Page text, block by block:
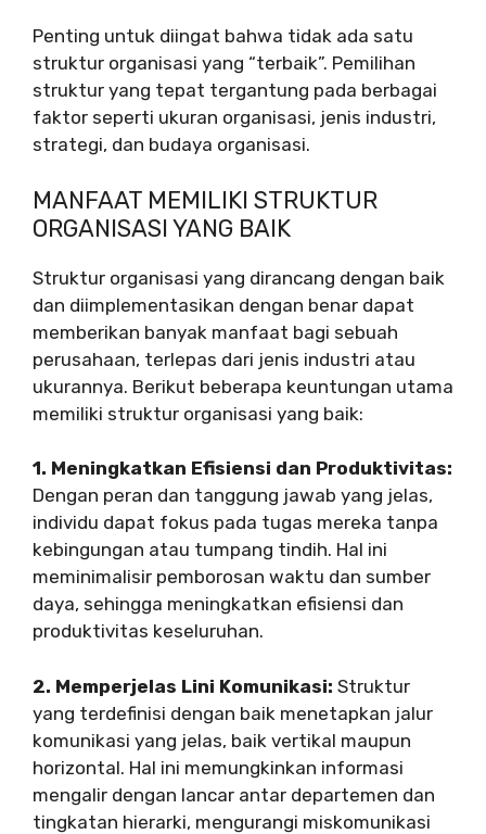
Penting untuk diingat bahwa tidak ada satu
struktur organisasi yang “terbaik”. Pemilihan
struktur yang tepat tergantung pada berbagai
faktor seperti ukuran organisasi, jenis industri,
strategi, dan budaya organisasi.
MANFAAT MEMILIKI STRUKTUR
ORGANISASI YANG BAIK
Struktur organisasi yang dirancang dengan baik
dan diimplementasikan dengan benar dapat
memberikan banyak manfaat bagi sebuah
perusahaan, terlepas dari jenis industri atau
ukurannya. Berikut beberapa keuntungan utama
memiliki struktur organisasi yang baik:
1. Meningkatkan Efisiensi dan Produktivitas:
Dengan peran dan tanggung jawab yang jelas,
individu dapat fokus pada tugas mereka tanpa
kebingungan atau tumpang tindih. Hal ini
meminimalisir pemborosan waktu dan sumber
daya, sehingga meningkatkan efisiensi dan
produktivitas keseluruhan.
2. Memperjelas Lini Komunikasi: Struktur
yang terdefinisi dengan baik menetapkan jalur
komunikasi yang jelas, baik vertikal maupun
horizontal. Hal ini memungkinkan informasi
mengalir dengan lancar antar departemen dan
tingkatan hierarki, mengurangi miskomunikasi